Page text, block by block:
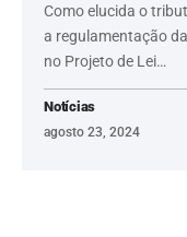
Como elucida o
a regulamentação
no Projeto de Lei…
Notícias
agosto 23, 2024